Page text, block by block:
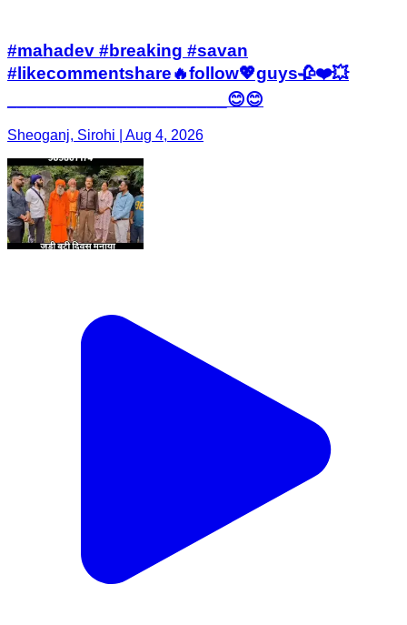
#mahadev #breaking #savan
#likecommentshare🔥follow💖guys🥀❤️💥
______________________😊😊
Sheoganj, Sirohi | Aug 4, 2026